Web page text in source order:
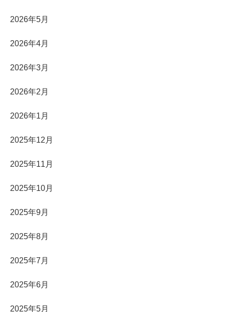
2026年5月
2026年4月
2026年3月
2026年2月
2026年1月
2025年12月
2025年11月
2025年10月
2025年9月
2025年8月
2025年7月
2025年6月
2025年5月